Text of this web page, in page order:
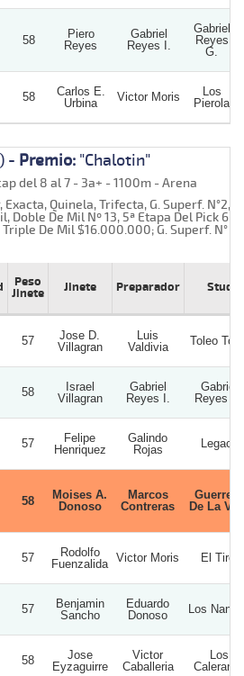
58
Piero
Reyes
Gabriel
Reyes I.
Gabriel
Reyes
G.
58
Carlos E.
Urbina
Victor Moris
Los
Pierola
- Premio: "Chalotin"
del 8 al 7 - 3a+ - 1100m - Arena
Exacta, Quinela, Trifecta, G. Superf. N°2, 1ª
Doble De Mil Nº 13, 5ª Etapa Del Pick 6
De Mil $16.000.000; G. Superf. N° 2
Peso
Jinete
Jinete Preparador Stud
57
Jose D.
Villagran
Luis
Valdivia
Toleo
58
Israel
Villagran
Gabriel
Reyes I.
Gabriel
Reyes G.
57
Felipe
Henriquez
Galindo
Rojas
Legacy
58
Moises A.
Donoso
Marcos
Contreras
Guerrero
De La
57
Rodolfo
Fuenzalida Victor Moris El Tirol
57
Benjamin
Sancho
Eduardo
Donoso
Los
58
Jose
Eyzaguirre
Victor
Caballeria
Los